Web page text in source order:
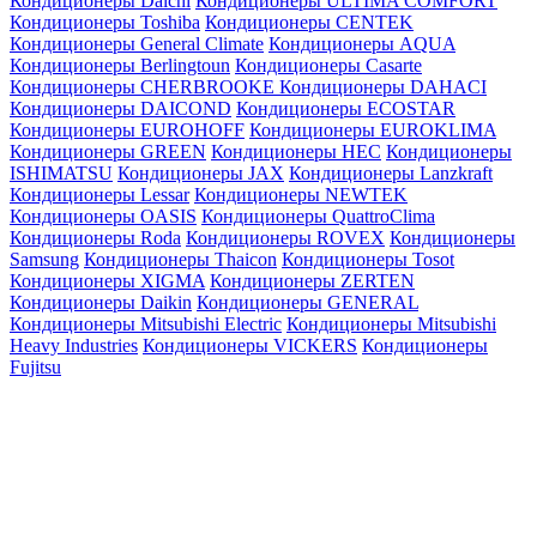
Кондиционеры Toshiba Кондиционеры CENTEK
Кондиционеры General Climate Кондиционеры AQUA
Кондиционеры Berlingtoun Кондиционеры Casarte
Кондиционеры CHERBROOKE Кондиционеры DAHACI
Кондиционеры DAICOND Кондиционеры ECOSTAR
Кондиционеры EUROHOFF Кондиционеры EUROKLIMA
Кондиционеры GREEN Кондиционеры HEC Кондиционеры
ISHIMATSU Кондиционеры JAX Кондиционеры Lanzkraft
Кондиционеры Lessar Кондиционеры NEWTEK
Кондиционеры OASIS Кондиционеры QuattroClima
Кондиционеры Roda Кондиционеры ROVEX Кондиционеры
Samsung Кондиционеры Thaicon Кондиционеры Tosot
Кондиционеры XIGMA Кондиционеры ZERTEN
Кондиционеры Daikin Кондиционеры GENERAL
Кондиционеры Mitsubishi Electric Кондиционеры Mitsubishi
Heavy Industries Кондиционеры VICKERS Кондиционеры
Fujitsu